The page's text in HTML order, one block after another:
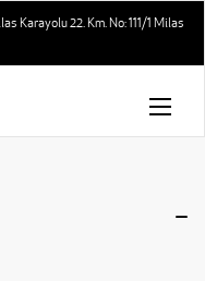
Karayolu 22. Km. No: 111/1 Milas